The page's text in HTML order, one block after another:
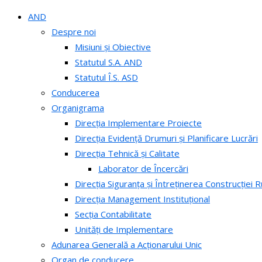
AND
Despre noi
Misiuni și Obiective
Statutul S.A. AND
Statutul Î.S. ASD
Conducerea
Organigrama
Direcția Implementare Proiecte
Direcția Evidență Drumuri și Planificare Lucrări
Direcția Tehnică și Calitate
Laborator de Încercări
Direcția Siguranța și Întreținerea Construcției
Direcția Management Instituțional
Secția Contabilitate
Unități de Implementare
Adunarea Generală a Acționarului Unic
Organ de conducere